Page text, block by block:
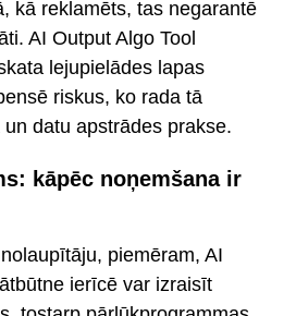
kā reklamēts, tas negarantē
AI Output Algo Tool
lejupielādes lapas
riskus, ko rada tā
datu apstrādes prakse.
kāpēc noņemšana ir
piemēram, AI
ierīcē var izraisīt